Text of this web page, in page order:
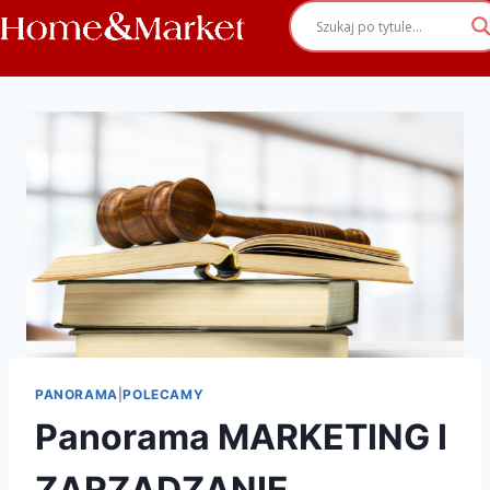
PANORAMA |POLECAMY
Panorama MARKETING I